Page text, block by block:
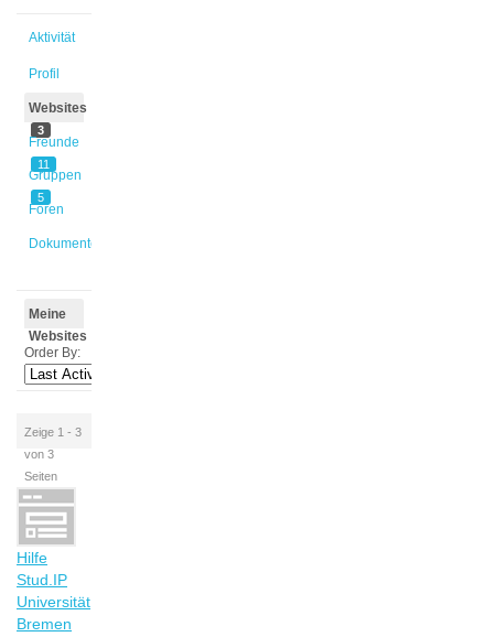
Aktivität
Profil
Websites
3
Freunde
11
Gruppen
5
Foren
Dokumente
Meine
Websites
Order By:
Zeige 1 - 3
von 3
Seiten
Hilfe
Stud.IP
Universität
Bremen